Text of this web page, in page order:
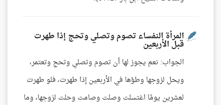
المرأة النفساء تصوم وتصلي وتحج إذا طهرت
قبل الأربعين
الجواب: نعم يجوز لها أن تصوم وتصلي وتحج وتعتمر،
ويحل لزوجها وطؤها في الأربعين إذا طهرت، فلو طهرت
لعشرين يومًا اغتسلت وصلت وصامت وحلت لزوجها، وما